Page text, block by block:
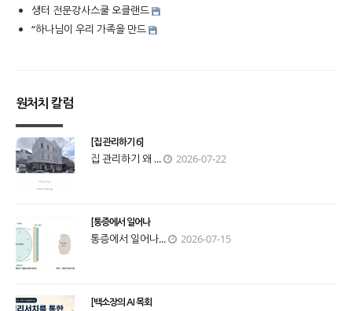
생터 전문강사스쿨 오클랜드
“하나님이 우리 가족을 만드
원처치 칼럼
[집 관리하기 6]
집 관리하기 왜 ... 2026-07-22
[통증에서 일어나
통증에서 일어나... 2026-07-15
[백소장의 AI 목회